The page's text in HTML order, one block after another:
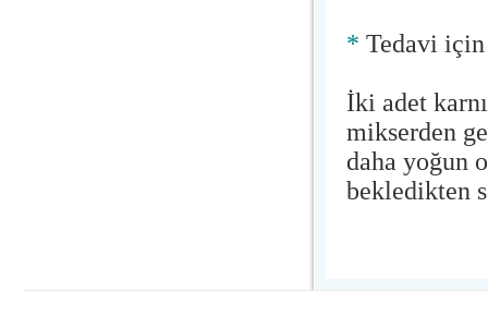
* Tedavi
İki adet
mikserden
daha yoğun
bekledikten